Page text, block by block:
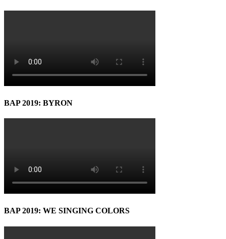
BAP 2019: BYRON
BAP 2019: WE SINGING COLORS